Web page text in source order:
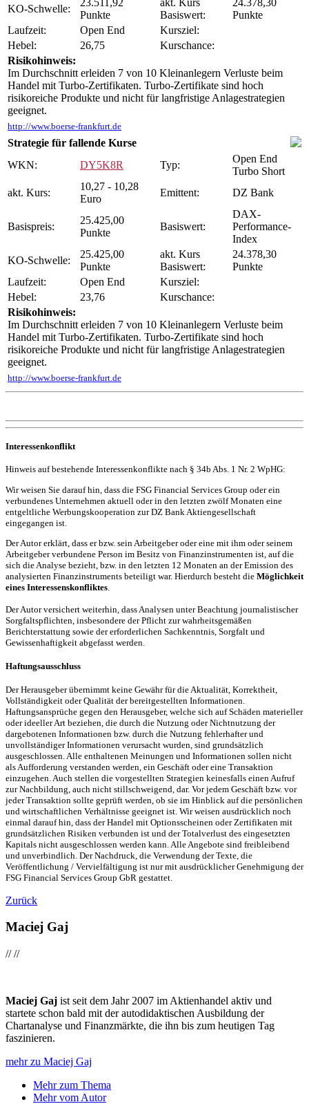
KO-Schwelle:
23.511,92
Punkte
akt. Kurs
Basiswert:
24.378,30
Punkte
Laufzeit:
Open End
Kursziel:
Hebel:
26,75
Kurschance:
Risikohinweis:
Im Durchschnitt erleiden 7 von 10 Kleinanlegern Verluste beim
Handel mit Turbo-Zertifikaten. Turbo-Zertifikate sind hoch
risikoreiche Produkte und nicht für langfristige Anlagestrategien
geeignet.
http://www.boerse-frankfurt.de
Strategie für fallende Kurse
WKN:
DY5K8R Typ:
Open End
Turbo Short
akt. Kurs:
10,27 - 10,28
Euro
Emittent: DZ Bank
Basispreis:
25.425,00
Punkte
Basiswert:
DAX-
Performance-
Index
KO-Schwelle:
25.425,00
Punkte
akt. Kurs
Basiswert:
24.378,30
Punkte
Laufzeit:
Open End
Kursziel:
Hebel:
23,76
Kurschance:
Risikohinweis:
Im Durchschnitt erleiden 7 von 10 Kleinanlegern Verluste beim
Handel mit Turbo-Zertifikaten. Turbo-Zertifikate sind hoch
risikoreiche Produkte und nicht für langfristige Anlagestrategien
geeignet.
http://www.boerse-frankfurt.de
Interessenkonflikt
Hinweis auf bestehende Interessenkonflikte nach § 34b Abs. 1 Nr. 2 WpHG:
Wir weisen Sie darauf hin, dass die FSG Financial Services Group oder ein
verbundenes Unternehmen aktuell oder in den letzten zwölf Monaten eine
entgeltliche Werbungskooperation zur DZ Bank Aktiengesellschaft
eingegangen ist.
Der Autor erklärt, dass er bzw. sein Arbeitgeber oder eine mit ihm oder seinem
Arbeitgeber verbundene Person im Besitz von Finanzinstrumenten ist, auf die
sich die Analyse bezieht, bzw. in den letzten 12 Monaten an der Emission des
analysierten Finanzinstruments beteiligt war. Hierdurch besteht die Möglichkeit
eines Interessenskonfliktes.
Der Autor versichert weiterhin, dass Analysen unter Beachtung journalistischer
Sorgfaltspflichten, insbesondere der Pflicht zur wahrheitsgemäßen
Berichterstattung sowie der erforderlichen Sachkenntnis, Sorgfalt und
Gewissenhaftigkeit abgefasst werden.
Haftungsausschluss
Der Herausgeber übernimmt keine Gewähr für die Aktualität, Korrektheit,
Vollständigkeit oder Qualität der bereitgestellten Informationen.
Haftungsansprüche gegen den Herausgeber, welche sich auf Schäden materieller
oder ideeller Art beziehen, die durch die Nutzung oder Nichtnutzung der
dargebotenen Informationen bzw. durch die Nutzung fehlerhafter und
unvollständiger Informationen verursacht wurden, sind grundsätzlich
ausgeschlossen. Alle enthaltenen Meinungen und Informationen sollen nicht
als Aufforderung verstanden werden, ein Geschäft oder eine Transaktion
einzugehen. Auch stellen die vorgestellten Strategien keinesfalls einen Aufruf
zur Nachbildung, auch nicht stillschweigend, dar. Vor jedem Geschäft bzw. vor
jeder Transaktion sollte geprüft werden, ob sie im Hinblick auf die persönlichen
und wirtschaftlichen Verhältnisse geeignet ist. Wir weisen ausdrücklich noch
einmal darauf hin, dass der Handel mit Optionsscheinen oder Zertifikaten mit
grundsätzlichen Risiken verbunden ist und der Totalverlust des eingesetzten
Kapitals nicht ausgeschlossen werden kann. Alle Angebote sind freibleibend
und unverbindlich. Der Nachdruck, die Verwendung der Texte, die
Veröffentlichung / Vervielfältigung ist nur mit ausdrücklicher Genehmigung der
FSG Financial Services Group GbR gestattet.
Zurück
Maciej Gaj
////
Maciej Gaj ist seit dem Jahr 2007 im Aktienhandel aktiv und
startete schon bald mit der autodidaktischen Ausbildung der
Chartanalyse und Finanzmärkte, die ihn bis zum heutigen Tag
faszinieren.
mehr zu Maciej Gaj
Mehr zum Thema
Mehr vom Autor